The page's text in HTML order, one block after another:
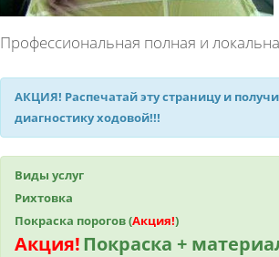
Профессиональная полная и
АКЦИЯ! Распечатай эту страницу и получи
диагностику ходовой!!!
Виды услуг
Рихтовка
Покраска порогов (Акция!)
Акция!Покраска +